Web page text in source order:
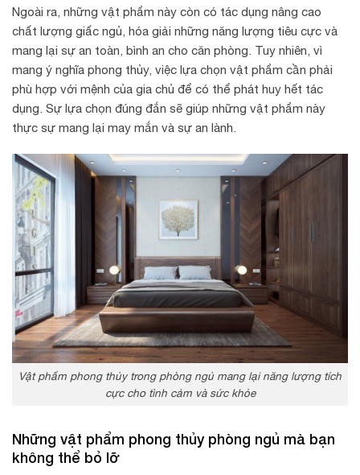
Ngoài ra, những vật phẩm này còn có tác dụng nâng cao
chất lượng giấc ngủ, hóa giải những năng lượng tiêu cực và
mang lại sự an toàn, bình an cho căn phòng. Tuy nhiên, vì
mang ý nghĩa phong thủy, việc lựa chọn vật phẩm cần phải
phù hợp với mệnh của gia chủ để có thể phát huy hết tác
dụng. Sự lựa chọn đúng đắn sẽ giúp những vật phẩm này
thực sự mang lại may mắn và sự an lành.
Vật phẩm phong thủy trong phòng ngủ mang lại năng lượng tích
cực cho tình cảm và sức khỏe
Những vật phẩm phong thủy phòng ngủ mà bạn
không thể bỏ lỡ